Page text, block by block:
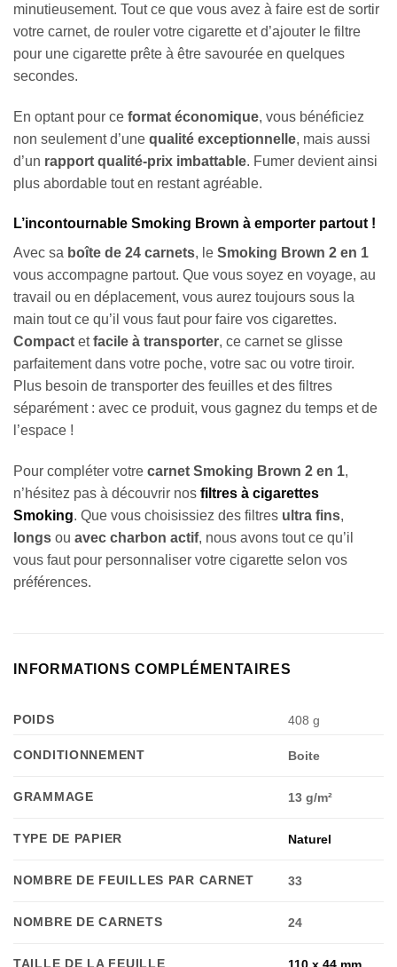
minutieusement. Tout ce que vous avez à faire est de sortir
votre carnet, de rouler votre cigarette et d’ajouter le filtre
pour une cigarette prête à être savourée en quelques
secondes.
En optant pour ce format économique, vous bénéficiez
non seulement d’une qualité exceptionnelle, mais aussi
d’un rapport qualité-prix imbattable. Fumer devient ainsi
plus abordable tout en restant agréable.
L’incontournable Smoking Brown à emporter partout !
Avec sa boîte de 24 carnets, le Smoking Brown 2 en 1
vous accompagne partout. Que vous soyez en voyage, au
travail ou en déplacement, vous aurez toujours sous la
main tout ce qu’il vous faut pour faire vos cigarettes.
Compact etfacile à transporter, ce carnet se glisse
parfaitement dans votre poche, votre sac ou votre tiroir.
Plus besoin de transporter des feuilles et des filtres
séparément : avec ce produit, vous gagnez du temps et de
l’espace !
Pour compléter votre carnet Smoking Brown 2 en 1,
n’hésitez pas à découvrir nos filtres à cigarettes
Smoking. Que vous choisissiez des filtres ultra fins,
longs ou avec charbon actif, nous avons tout ce qu’il
vous faut pour personnaliser votre cigarette selon vos
préférences.
INFORMATIONS COMPLÉMENTAIRES
POIDS 408 g
CONDITIONNEMENT Boite
GRAMMAGE 13 g/m²
TYPE DE PAPIER Naturel
NOMBRE DE FEUILLES PAR CARNET 33
NOMBRE DE CARNETS 24
TAILLE DE LA FEUILLE